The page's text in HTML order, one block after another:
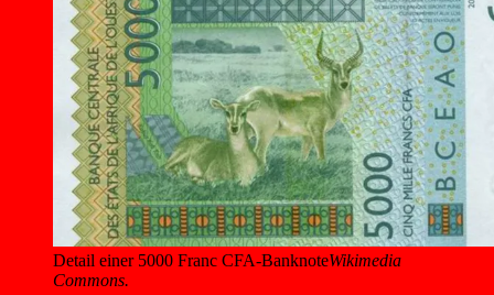
Detail einer 5000 Franc CFA-BanknoteWikimedia
Commons.